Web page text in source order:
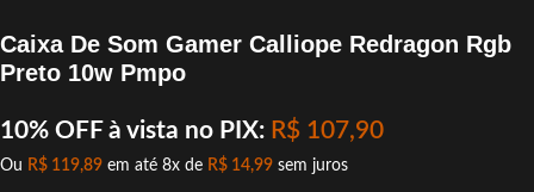
Caixa De Som Gamer Calliope Redragon Rgb
Preto 10w Pmpo
10% OFF à vista no PIX: R$ 107,90
Ou R$ 119,89 em até 8x de R$ 14,99 sem juros